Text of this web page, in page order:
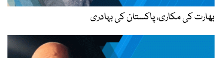
بھارت کی مکاری، پاکستان کی بہادری